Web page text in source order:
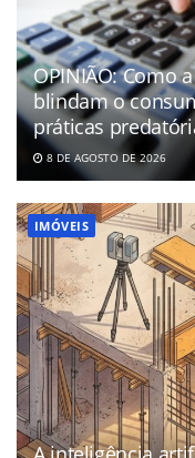
OPINIÃO: Como
blindam o
práticas
8 DE AGOSTO DE 2026
IMÓVEIS